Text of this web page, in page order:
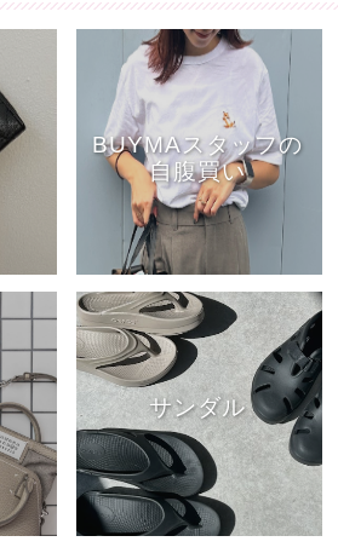
BUYMAスタッフの
自腹買い
サンダル